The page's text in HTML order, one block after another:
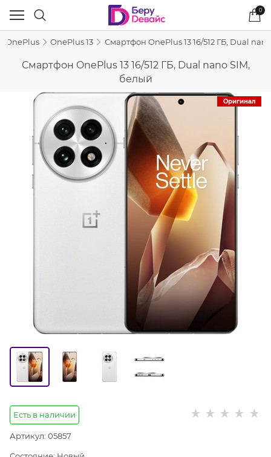
0
OnePlus OnePlus 13 Смартфон OnePlus 13 16/512 ГБ, Dual
Смартфон OnePlus 13 16/512 ГБ, Dual nano SIM,
белый
Оригинал
Есть в наличии
Артикул: 05857